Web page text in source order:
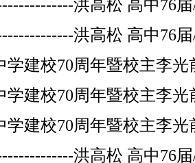
洪高松 高中76
洪高松 高中76
学建校70周年暨校主李
师【书法作品】
学建校70周年暨校主李
师【书法作品】
学建校70周年暨校主李
师【书法作品】洪高松 高中76